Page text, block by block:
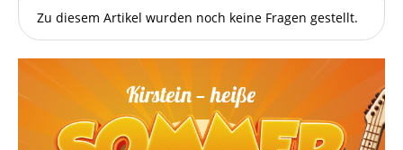
Zu diesem Artikel wurden noch keine Fragen gestellt.